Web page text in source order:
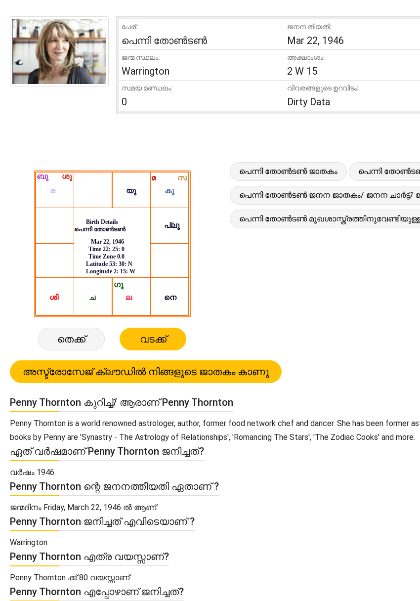
പേര്:
പെന്നി തോൺടൺ
ജനന തിയതി:
Mar 22, 1946
ജന്മ സ്ഥലം:
Warrington
അക്ഷാംശം:
2 W 15
സമയ മണ്ഡലം:
0
വിവരങ്ങളുടെ ഉറവിടം:
Dirty Data
തെക്ക് വടക്ക്
പെന്നി തോൺടൺ ജാതകം പെന്നി
പെന്നി തോൺടൺ ജനന ജാതകം/ ജനന ചാർട്ട്/
പെന്നി തോൺടൺ
Penny Thornton കുറിച്ച്/ ആരാണ് Penny Thornton
Penny Thornton is a world renowned astrologer, author, former food network chef and dancer. She has been former
books by Penny are 'Synastry - The Astrology of Relationships', 'Romancing The Stars', 'The Zodiac Cooks' and more.
ഏത് വർഷമാണ് Penny Thornton ജനിച്ചത്?
വർഷം 1946
Penny Thornton ന്റെ ജനനത്തീയതി ഏതാണ് ?
ജന്മദിനം Friday, March 22, 1946 ൽ ആണ്.
Penny Thornton ജനിച്ചത് എവിടെയാണ് ?
Warrington
Penny Thornton എത്ര വയസ്സാണ്?
Penny Thornton ക്ക് 80 വയസ്സാണ്
Penny Thornton എപ്പോഴാണ് ജനിച്ചത്?